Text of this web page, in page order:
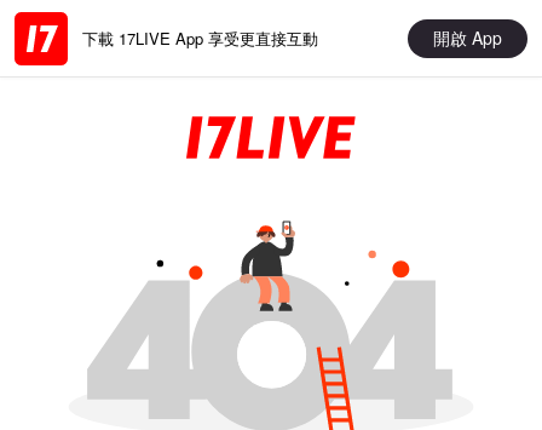
下載 17LIVE App 享受更直接互動 開啟 App